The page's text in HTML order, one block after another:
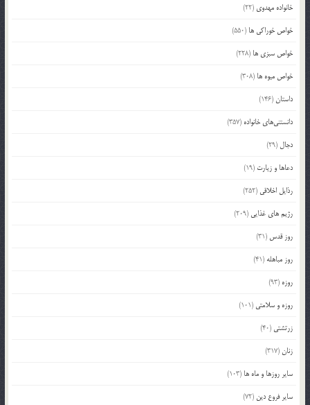
خانواده مهدوی (22)
خواص خوراکی ها (550)
خواص سبزی ها (228)
خواص میوه ها (308)
داستان(146)
دانستنی‌های خانواده (357)
دجال (29)
دعاها و زیارت (19)
رذایل اخلاقی (252)
رژیم های غذایی (209)
روز قدس (31)
روز مباهله (41)
روزه (93)
روزه و سلامتی (101)
زرتشتی (40)
زنان(317)
سایر روزها و ماه ها (103)
سایر فروع دین (72)